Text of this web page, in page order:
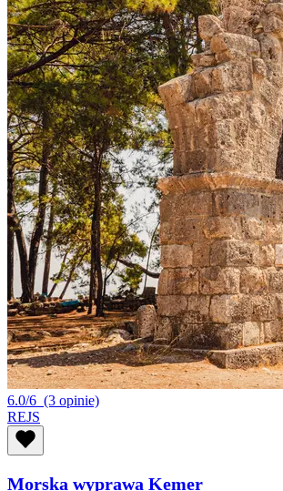
6.0/6 (3 opinie)
REJS
Morska wyprawa Kemer